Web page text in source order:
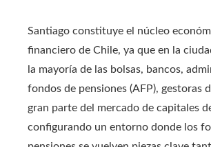
Santiago constituye el núcleo
financiero de Chile, ya que en la
la mayoría de las bolsas, bancos,
fondos de pensiones (AFP), gestoras
gran parte del mercado de capitales
configurando un entorno donde los